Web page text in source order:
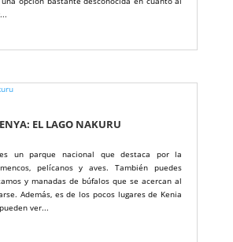
EL LAGO NAKURU
un parque nacional que destaca por la
pelícanos y aves. También puedes
y manadas de búfalos que se acercan al
Además, es de los pocos lugares de Kenia
ver...